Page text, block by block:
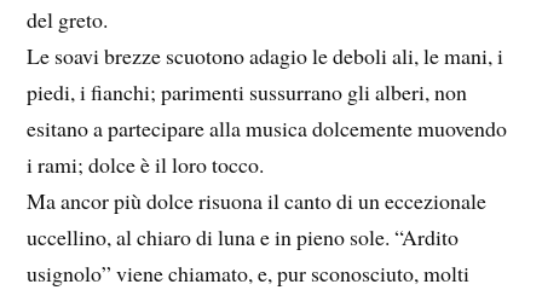
del greto.
Le soavi brezze scuotono adagio le deboli ali, le mani, i
piedi, i fianchi; parimenti sussurrano gli alberi, non
esitano a partecipare alla musica dolcemente muovendo
i rami; dolce è il loro tocco.
Ma ancor più dolce risuona il canto di un eccezionale
uccellino, al chiaro di luna e in pieno sole. “Ardito
usignolo” viene chiamato, e, pur sconosciuto, molti